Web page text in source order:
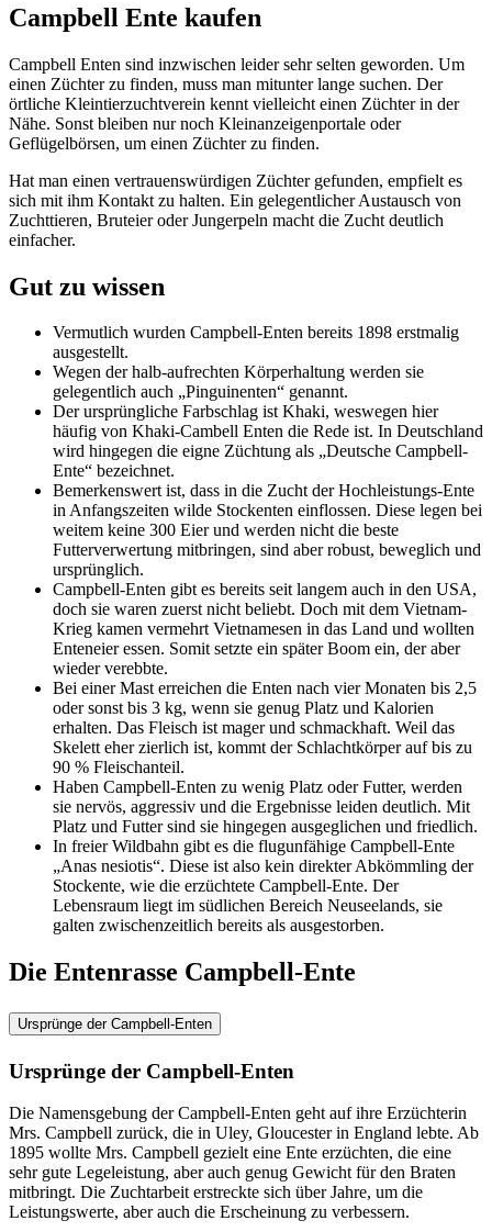
Campbell Ente kaufen
Campbell Enten sind inzwischen leider sehr selten geworden. Um
einen Züchter zu finden, muss man mitunter lange suchen. Der
örtliche Kleintierzuchtverein kennt vielleicht einen Züchter in der
Nähe. Sonst bleiben nur noch Kleinanzeigenportale oder
Geflügelbörsen, um einen Züchter zu finden.
Hat man einen vertrauenswürdigen Züchter gefunden, empfielt es
sich mit ihm Kontakt zu halten. Ein gelegentlicher Austausch von
Zuchttieren, Bruteier oder Jungerpeln macht die Zucht deutlich
einfacher.
Gut zu wissen
Vermutlich wurden Campbell-Enten bereits 1898 erstmalig
ausgestellt.
Wegen der halb-aufrechten Körperhaltung werden sie
gelegentlich auch „Pinguinenten“ genannt.
Der ursprüngliche Farbschlag ist Khaki, weswegen hier
häufig von Khaki-Cambell Enten die Rede ist. In Deutschland
wird hingegen die eigne Züchtung als „Deutsche Campbell-
Ente“ bezeichnet.
Bemerkenswert ist, dass in die Zucht der Hochleistungs-Ente
in Anfangszeiten wilde Stockenten einflossen. Diese legen bei
weitem keine 300 Eier und werden nicht die beste
Futterverwertung mitbringen, sind aber robust, beweglich und
ursprünglich.
Campbell-Enten gibt es bereits seit langem auch in den USA,
doch sie waren zuerst nicht beliebt. Doch mit dem Vietnam-
Krieg kamen vermehrt Vietnamesen in das Land und wollten
Enteneier essen. Somit setzte ein später Boom ein, der aber
wieder verebbte.
Bei einer Mast erreichen die Enten nach vier Monaten bis 2,5
oder sonst bis 3 kg, wenn sie genug Platz und Kalorien
erhalten. Das Fleisch ist mager und schmackhaft. Weil das
Skelett eher zierlich ist, kommt der Schlachtkörper auf bis zu
90 % Fleischanteil.
Haben Campbell-Enten zu wenig Platz oder Futter, werden
sie nervös, aggressiv und die Ergebnisse leiden deutlich. Mit
Platz und Futter sind sie hingegen ausgeglichen und friedlich.
In freier Wildbahn gibt es die flugunfähige Campbell-Ente
„Anas nesiotis“. Diese ist also kein direkter Abkömmling der
Stockente, wie die erzüchtete Campbell-Ente. Der
Lebensraum liegt im südlichen Bereich Neuseelands, sie
galten zwischenzeitlich bereits als ausgestorben.
Die Entenrasse Campbell-Ente
Ursprünge der Campbell-Enten
Ursprünge der Campbell-Enten
Die Namensgebung der Campbell-Enten geht auf ihre Erzüchterin
Mrs. Campbell zurück, die in Uley, Gloucester in England lebte. Ab
1895 wollte Mrs. Campbell gezielt eine Ente erzüchten, die eine
sehr gute Legeleistung, aber auch genug Gewicht für den Braten
mitbringt. Die Zuchtarbeit erstreckte sich über Jahre, um die
Leistungswerte, aber auch die Erscheinung zu verbessern.